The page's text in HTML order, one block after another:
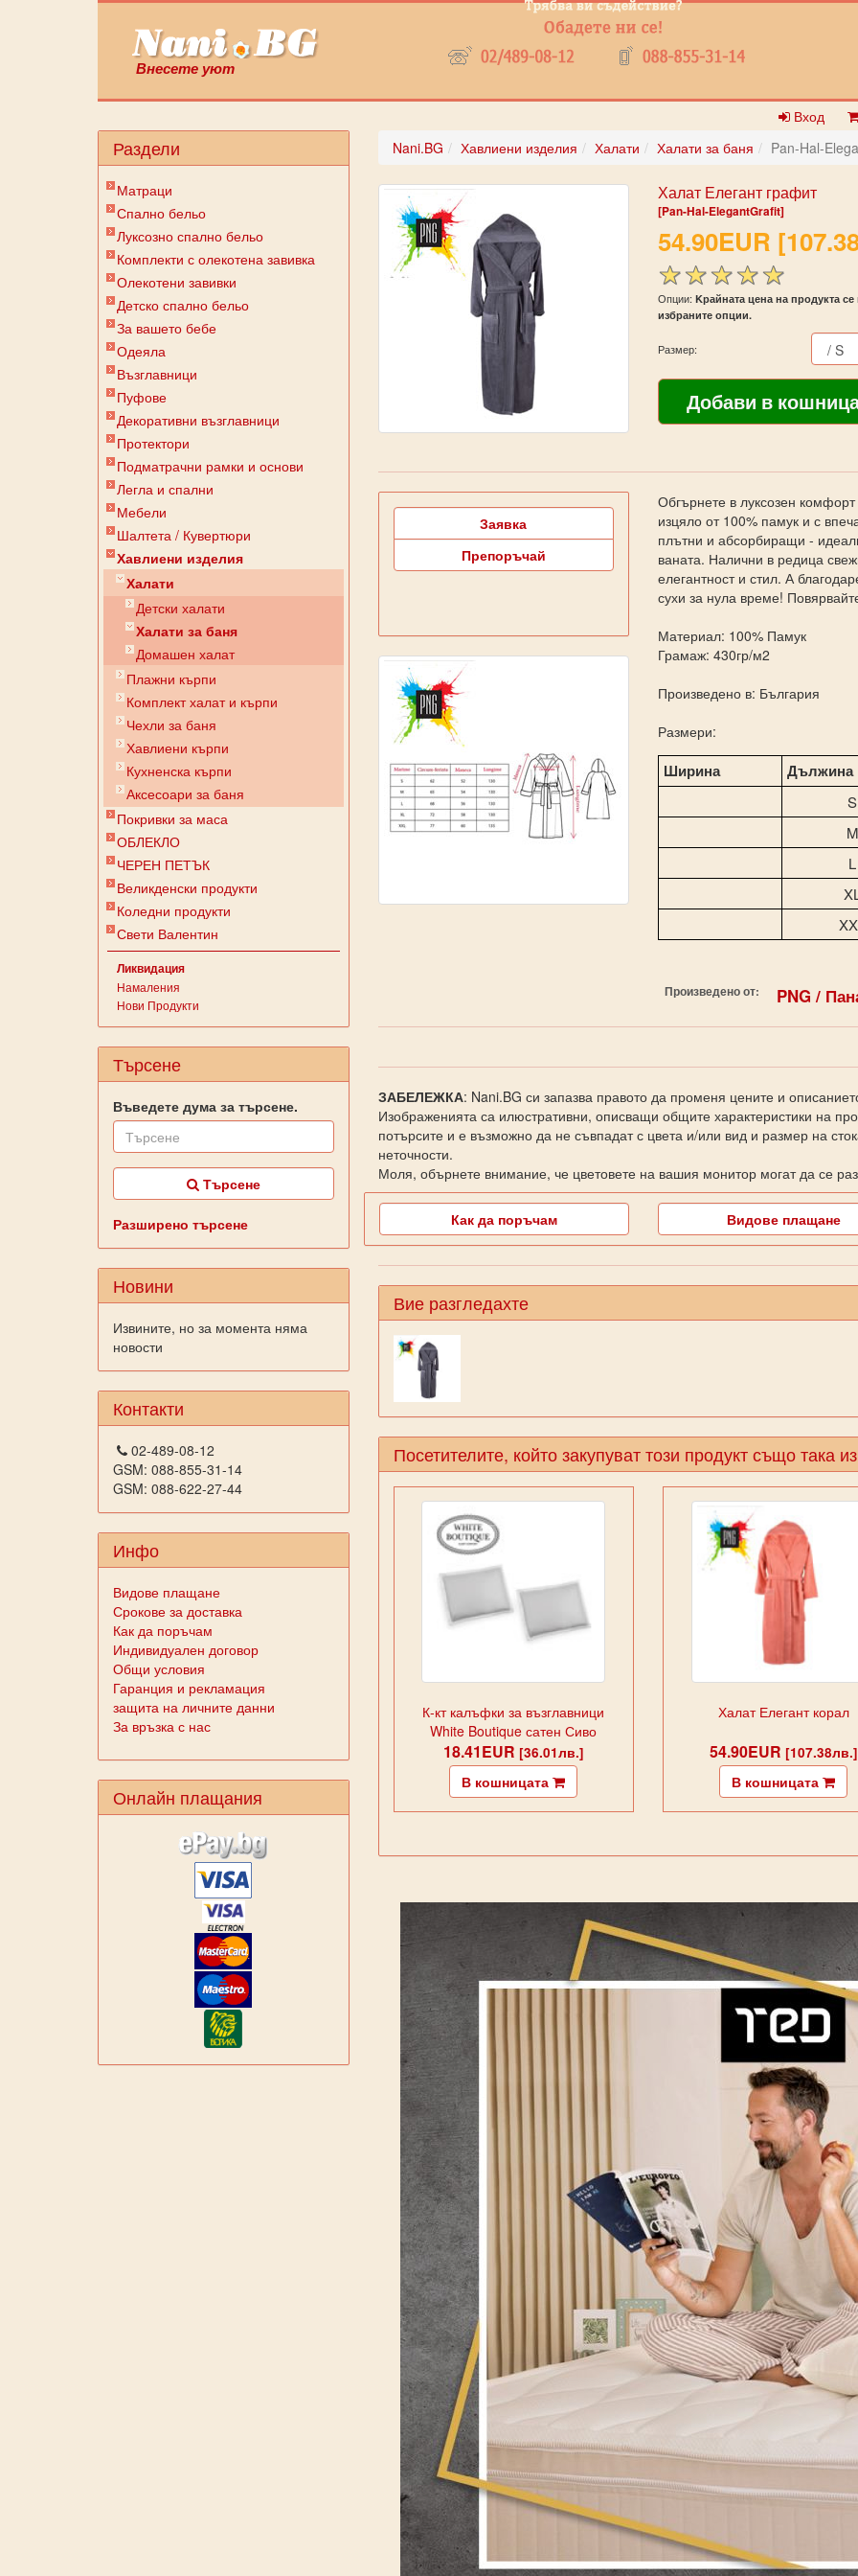
Внесете уют
Вход
Раздели
Матраци
Спално бельо
Луксозно спално бельо
Комплекти с олекотена завивка
Олекотени завивки
Детско спално бельо
За вашето бебе
Одеяла
Възглавници
Пуфове
Декоративни възглавници
Протектори
Подматрачни рамки и основи
Легла и спални
Мебели
Шалтета / Кувертюри
Хавлиени изделия
Халати
Детски халати
Халати за баня
Домашен халат
Плажни кърпи
Комплект халат и кърпи
Чехли за баня
Хавлиени кърпи
Кухненска кърпи
Аксесоари за баня
Покривки за маса
ОБЛЕКЛО
ЧЕРЕН ПЕТЪК
Великденски продукти
Коледни продукти
Свети Валентин
Ликвидация
Намаления
Нови Продукти
Търсене
Въведете дума за търсене.
Търсене
Разширено търсене
Новини
Извините, но за момента няма
новости
Контакти
02-489-08-12
GSM: 088-855-31-14
GSM: 088-622-27-44
Инфо
Видове плащане
Срокове за доставка
Как да поръчам
Индивидуален договор
Общи условия
Гаранция и рекламация
защита на личните данни
За връзка с нас
Онлайн плащания
Nani.BG Хавлиени изделия Халати Халати за баня Pan-Hal-
Халат Елегант графит
[Pan-Hal-ElegantGrafit]
54.90EUR
Опции: Kрайната цена на продукта
избраните опции.
Размер:
Заявка
Препоръчай
Обгърнете в луксозен
изцяло от 100% памук и с
плътни и абсорбиращи -
ваната. Налични в редица
елегантност и стил. А
сухи за нула време!
Материал: 100% Памук
Грамаж: 430гр/м2
Произведено в: България
Размери:
Ширина Дължина
S
M
L
Произведено от: PNG /
ЗАБЕЛЕЖКА: Nani.BG си запазва правото да променя цените и
Изображенията са илюстративни, описващи общите характеристики на
потърсите и е възможно да не съвпадат с цвета и/или вид и размер на
неточности.
Моля, обърнете внимание, че цветовете на вашия монитор могат да се
Как да поръчам Видове плащане
Вие разгледахте
Посетителите, който закупуват този продукт също така
К-кт калъфки за възглавници
White Boutique сатен Сиво
18.41EUR [36.01лв.]
В кошницата
Халат Елегант корал
54.90EUR [107.38лв.]
В кошницата